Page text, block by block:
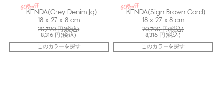
60%off
KENDA(Grey Denim Jq)
18 x 27 x 8 cm
20,790円(税込)
8,316 円(税込)
このカラーを探す
60%off
KENDA(Sign Brown Cord)
18 x 27 x 8 cm
20,790円(税込)
8,316 円(税込)
このカラーを探す